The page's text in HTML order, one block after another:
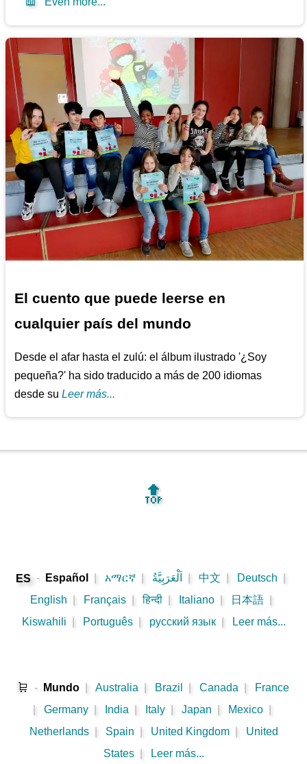
El cuento que puede leerse en
cualquier país del mundo
Desde el afar hasta el zulú: el álbum ilustrado '¿Soy
pequeña?' ha sido traducido a más de 200 idiomas
desde suLeer más...
🔝
ES - Español አማርኛ اَلْعَرَبِيَّةُ 中文 Deutsch
English
Français हिन्दी Italiano 日本語
Kiswahili
Português русский язык Leer más...
🛒 - Mundo Australia Brazil Canada
France
Germany India Italy Japan Mexico
Netherlands
Spain United Kingdom
United
States
Leer más...